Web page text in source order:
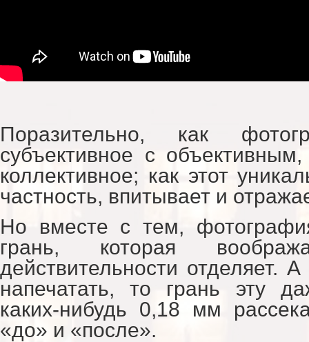
Поразительно, как
субъективное с
коллективное; как этот
частность, впитывает и
Но вместе с тем,
грань, которая
действительности отделяет.
напечатать, то грань эту
каких-нибудь 0,18 мм
«до» и «после».